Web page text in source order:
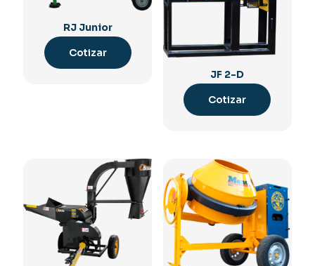
RJ Junior
Cotizar
JF 2-D
Cotizar